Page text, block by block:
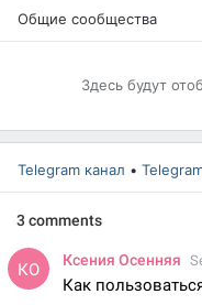
Общие сообщества
Здесь будут
Telegram канал •